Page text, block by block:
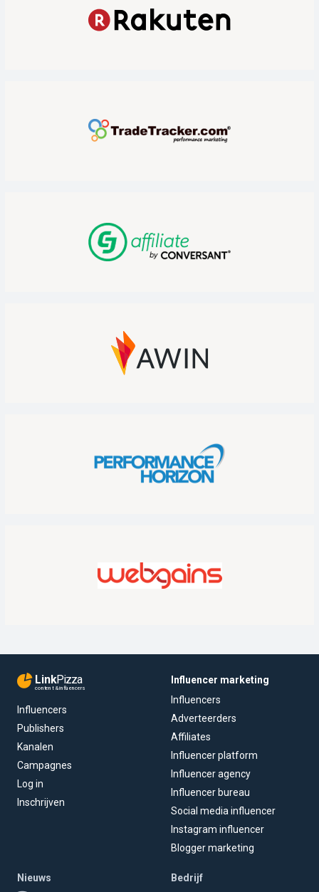
LinkPizza
content & influencers
Influencers
Publishers
Kanalen
Campagnes
Log in
Inschrijven
Influencer marketing
Influencers
Adverteerders
Affiliates
Influencer platform
Influencer agency
Influencer bureau
Social media influencer
Instagram influencer
Blogger marketing
Nieuws
Bedrijf